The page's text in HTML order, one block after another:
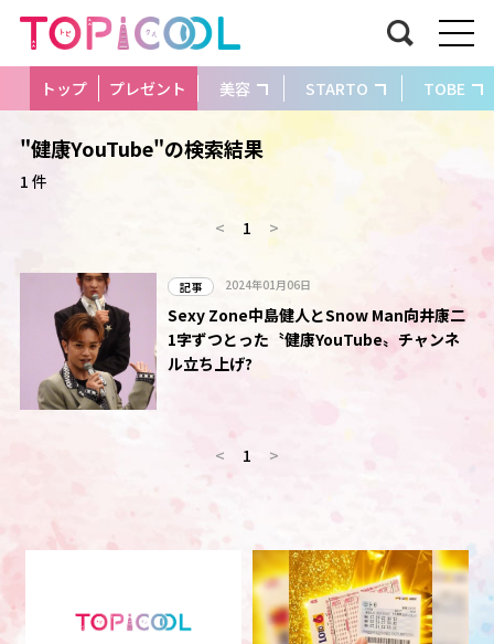
トップ プレゼント 美容 STARTO TOBE
"健康YouTube"の検索結果
1 件
< 1 >
記事 2024年01月06日
Sexy Zone中島健人とSnow Man向井康二
1字ずつとった〝健康YouTube〟チャンネ
ル立ち上げ?
< 1 >